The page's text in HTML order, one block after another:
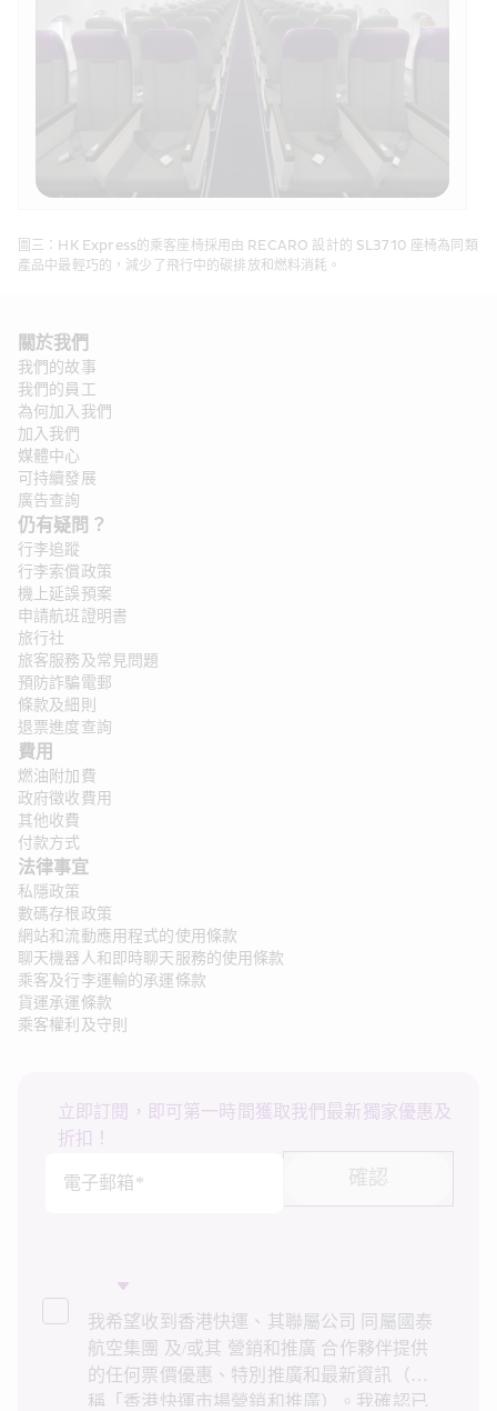
圖三：HK Express的乘客座椅採用由 RECARO 設計的 SL3710 座椅為同類
產品中最輕巧的，減少了飛行中的碳排放和燃料消耗。
關於我們
我們的故事
我們的員工
為何加入我們
加入我們
媒體中心
可持續發展
廣告查詢
仍有疑問？
行李追蹤
行李索償政策
機上延誤預案
申請航班證明書
旅行社
旅客服務及常見問題
預防詐騙電郵
條款及細則
退票進度查詢
費用
燃油附加費
政府徵收費用
其他收費
付款方式
法律事宜
私隱政策
數碼存根政策
網站和流動應用程式的使用條款
聊天機器人和即時聊天服務的使用條款
乘客及行李運輸的承運條款
貨運承運條款
乘客權利及守則
立即訂閱，即可第一時間獲取我們最新獨家優惠及
折扣！
電子郵箱*
確認
我希望收到香港快運、其聯屬公司 同屬國泰
航空集團 及/或其 營銷和推廣 合作夥伴提供
的任何票價優惠、特別推廣和最新資訊（統
稱「香港快運市場營銷和推廣）。我確認已